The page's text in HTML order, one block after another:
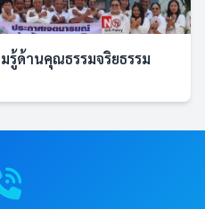
รู้ด้านคุณธรรมจริยธรรม